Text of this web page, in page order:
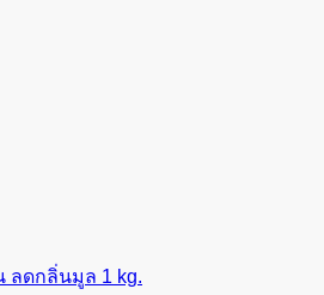
ลดกลิ่นมูล 1 kg.